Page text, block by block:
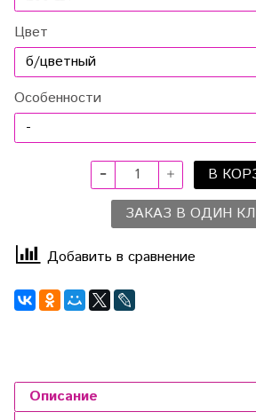
Цвет
Особенности
В
ЗАКАЗ В ОДИН
Добавить в сравнение
Описание